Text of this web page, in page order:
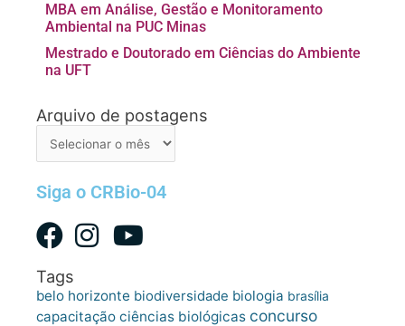
MBA em Análise, Gestão e Monitoramento
Ambiental na PUC Minas
Mestrado e Doutorado em Ciências do Ambiente
na UFT
Arquivo de postagens
Arquivo
Siga o CRBio-04
Tags
belo horizonte biodiversidade biologia brasília
capacitação ciências biológicas concurso